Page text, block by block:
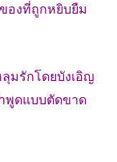
องที่ถูกหยิบยืม
มรักโดยบังเอิญ
พูดแบบตัดขาด